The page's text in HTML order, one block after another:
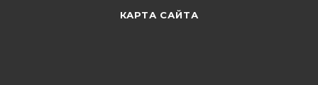
КАРТА САЙТА